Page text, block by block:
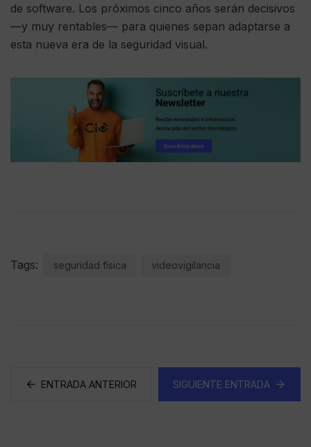
de software. Los próximos cinco años serán decisivos
—y muy rentables— para quienes sepan adaptarse a
esta nueva era de la seguridad visual.
Tags: seguridad física videovigilancia
ENTRADA ANTERIOR SIGUIENTE ENTRADA